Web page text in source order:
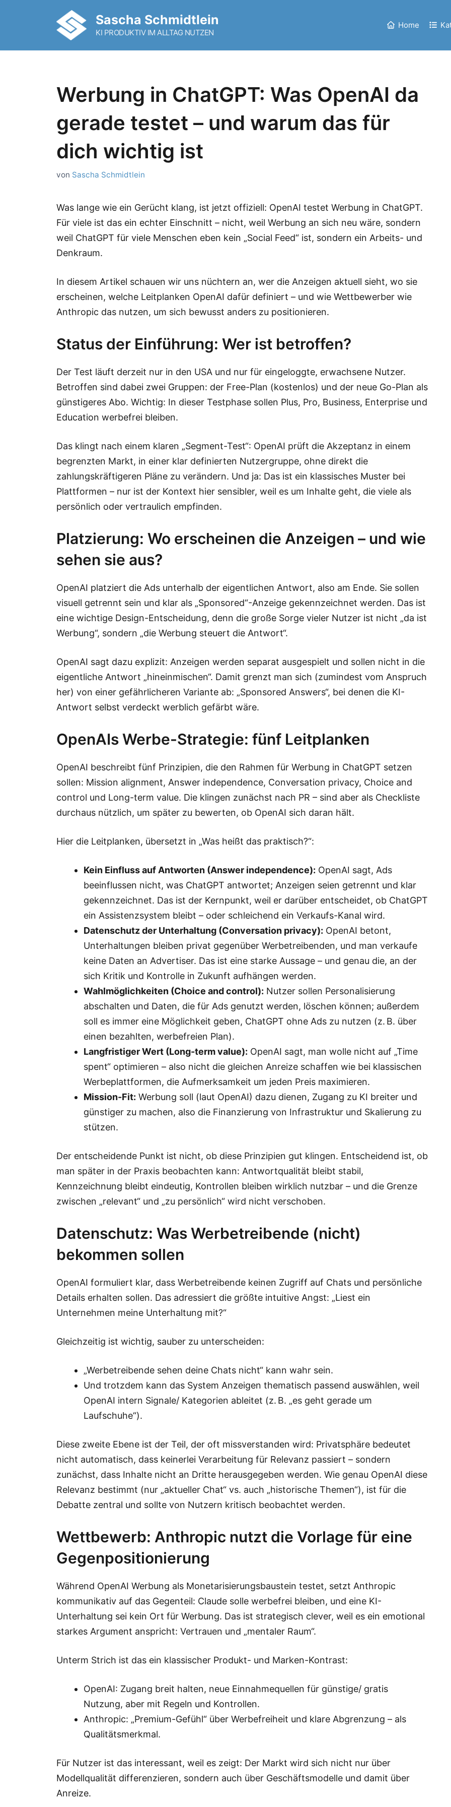
Sascha Schmidtlein
KI PRODUKTIV IM ALLTAG NUTZEN
Home
Werbung in ChatGPT: Was OpenAI da
gerade testet – und warum das für
dich wichtig ist
von Sascha Schmidtlein
Was lange wie ein Gerücht klang, ist jetzt offiziell: OpenAI testet Werbung in ChatGPT.
Für viele ist das ein echter Einschnitt – nicht, weil Werbung an sich neu wäre, sondern
weil ChatGPT für viele Menschen eben kein „Social Feed“ ist, sondern ein Arbeits- und
Denkraum.
In diesem Artikel schauen wir uns nüchtern an, wer die Anzeigen aktuell sieht, wo sie
erscheinen, welche Leitplanken OpenAI dafür definiert – und wie Wettbewerber wie
Anthropic das nutzen, um sich bewusst anders zu positionieren.
Status der Einführung: Wer ist betroffen?
Der Test läuft derzeit nur in den USA und nur für eingeloggte, erwachsene Nutzer.
Betroffen sind dabei zwei Gruppen: der Free-Plan (kostenlos) und der neue Go-Plan als
günstigeres Abo. Wichtig: In dieser Testphase sollen Plus, Pro, Business, Enterprise und
Education werbefrei bleiben.
Das klingt nach einem klaren „Segment-Test“: OpenAI prüft die Akzeptanz in einem
begrenzten Markt, in einer klar definierten Nutzergruppe, ohne direkt die
zahlungskräftigeren Pläne zu verändern. Und ja: Das ist ein klassisches Muster bei
Plattformen – nur ist der Kontext hier sensibler, weil es um Inhalte geht, die viele als
persönlich oder vertraulich empfinden.
Platzierung: Wo erscheinen die Anzeigen – und wie
sehen sie aus?
OpenAI platziert die Ads unterhalb der eigentlichen Antwort, also am Ende. Sie sollen
visuell getrennt sein und klar als „Sponsored“-Anzeige gekennzeichnet werden. Das ist
eine wichtige Design-Entscheidung, denn die große Sorge vieler Nutzer ist nicht „da ist
Werbung“, sondern „die Werbung steuert die Antwort“.​
OpenAI sagt dazu explizit: Anzeigen werden separat ausgespielt und sollen nicht in die
eigentliche Antwort „hineinmischen“. Damit grenzt man sich (zumindest vom Anspruch
her) von einer gefährlicheren Variante ab: „Sponsored Answers“, bei denen die KI-
Antwort selbst verdeckt werblich gefärbt wäre.
OpenAIs Werbe-Strategie: fünf Leitplanken
OpenAI beschreibt fünf Prinzipien, die den Rahmen für Werbung in ChatGPT setzen
sollen: Mission alignment, Answer independence, Conversation privacy, Choice and
control und Long-term value. Die klingen zunächst nach PR – sind aber als Checkliste
durchaus nützlich, um später zu bewerten, ob OpenAI sich daran hält.
Hier die Leitplanken, übersetzt in „Was heißt das praktisch?“:
Kein Einfluss auf Antworten (Answer independence): OpenAI sagt, Ads
beeinflussen nicht, was ChatGPT antwortet; Anzeigen seien getrennt und klar
gekennzeichnet. Das ist der Kernpunkt, weil er darüber entscheidet, ob ChatGPT
ein Assistenzsystem bleibt – oder schleichend ein Verkaufs-Kanal wird.
Datenschutz der Unterhaltung (Conversation privacy): OpenAI betont,
Unterhaltungen bleiben privat gegenüber Werbetreibenden, und man verkaufe
keine Daten an Advertiser. Das ist eine starke Aussage – und genau die, an der
sich Kritik und Kontrolle in Zukunft aufhängen werden.
Wahlmöglichkeiten (Choice and control): Nutzer sollen Personalisierung
abschalten und Daten, die für Ads genutzt werden, löschen können; außerdem
soll es immer eine Möglichkeit geben, ChatGPT ohne Ads zu nutzen (z. B. über
einen bezahlten, werbefreien Plan).
Langfristiger Wert (Long-term value): OpenAI sagt, man wolle nicht auf „Time
spent“ optimieren – also nicht die gleichen Anreize schaffen wie bei klassischen
Werbeplattformen, die Aufmerksamkeit um jeden Preis maximieren.
Mission-Fit: Werbung soll (laut OpenAI) dazu dienen, Zugang zu KI breiter und
günstiger zu machen, also die Finanzierung von Infrastruktur und Skalierung zu
stützen.
Der entscheidende Punkt ist nicht, ob diese Prinzipien gut klingen. Entscheidend ist, ob
man später in der Praxis beobachten kann: Antwortqualität bleibt stabil,
Kennzeichnung bleibt eindeutig, Kontrollen bleiben wirklich nutzbar – und die Grenze
zwischen „relevant“ und „zu persönlich“ wird nicht verschoben.
Datenschutz: Was Werbetreibende (nicht)
bekommen sollen
OpenAI formuliert klar, dass Werbetreibende keinen Zugriff auf Chats und persönliche
Details erhalten sollen. Das adressiert die größte intuitive Angst: „Liest ein
Unternehmen meine Unterhaltung mit?“
Gleichzeitig ist wichtig, sauber zu unterscheiden:
„Werbetreibende sehen deine Chats nicht“ kann wahr sein.
Und trotzdem kann das System Anzeigen thematisch passend auswählen, weil
OpenAI intern Signale/ Kategorien ableitet (z. B. „es geht gerade um
Laufschuhe“).
Diese zweite Ebene ist der Teil, der oft missverstanden wird: Privatsphäre bedeutet
nicht automatisch, dass keinerlei Verarbeitung für Relevanz passiert – sondern
zunächst, dass Inhalte nicht an Dritte herausgegeben werden. Wie genau OpenAI diese
Relevanz bestimmt (nur „aktueller Chat“ vs. auch „historische Themen“), ist für die
Debatte zentral und sollte von Nutzern kritisch beobachtet werden.
Wettbewerb: Anthropic nutzt die Vorlage für eine
Gegenpositionierung
Während OpenAI Werbung als Monetarisierungsbaustein testet, setzt Anthropic
kommunikativ auf das Gegenteil: Claude solle werbefrei bleiben, und eine KI-
Unterhaltung sei kein Ort für Werbung. Das ist strategisch clever, weil es ein emotional
starkes Argument anspricht: Vertrauen und „mentaler Raum“.
Unterm Strich ist das ein klassischer Produkt- und Marken-Kontrast:
OpenAI: Zugang breit halten, neue Einnahmequellen für günstige/ gratis
Nutzung, aber mit Regeln und Kontrollen.
Anthropic: „Premium-Gefühl“ über Werbefreiheit und klare Abgrenzung – als
Qualitätsmerkmal.
Für Nutzer ist das interessant, weil es zeigt: Der Markt wird sich nicht nur über
Modellqualität differenzieren, sondern auch über Geschäftsmodelle und damit über
Anreize.